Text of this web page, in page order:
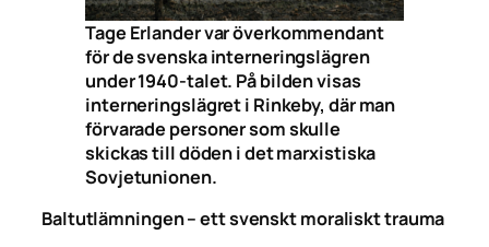
Tage Erlander var överkommendant
för de svenska interneringslägren
under 1940-talet. På bilden visas
interneringslägret i Rinkeby, där man
förvarade personer som skulle
skickas till döden i det marxistiska
Sovjetunionen.
Baltutlämningen – ett svenskt moraliskt trauma